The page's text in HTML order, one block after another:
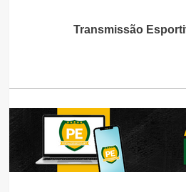
Transmissão